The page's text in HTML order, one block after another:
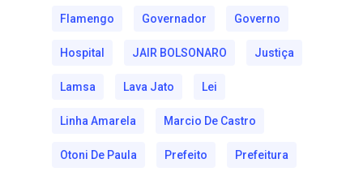
Flamengo Governador Governo
Hospital JAIR BOLSONARO Justiça
Lamsa Lava Jato Lei
Linha Amarela Marcio De Castro
Otoni De Paula Prefeito Prefeitura